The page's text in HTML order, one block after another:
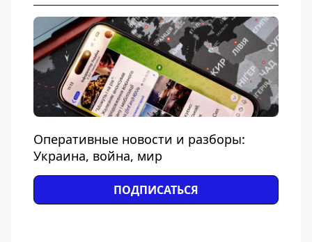
Оперативные новости и разборы:
Украина, война, мир
ПОДПИСАТЬСЯ